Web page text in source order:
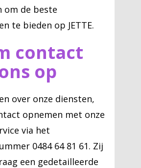
om de beste
te bieden op JETTE.
contact
op
over onze diensten,
opnemen met onze
via het
0484 64 81 61. Zij
een gedetailleerde